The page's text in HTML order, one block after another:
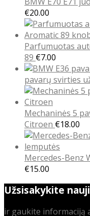
€20.00
Parfumuotas
89 €7.00
pavarų svirties
Mechaninės 5
Citroen €18.00
Mercedes-Benz
€15.00
Užsisakykite
ir gaukite informaciją